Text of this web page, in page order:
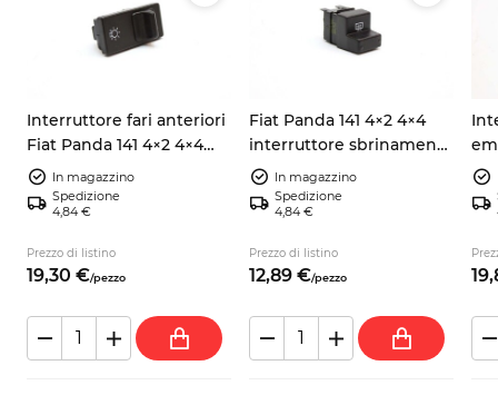
Interruttore fari anteriori
Fiat Panda 141 4×2 4×4
7550639In magazzino
Spedizione
4,84 €
Prezzo di listino
19,30 €/pezzo
Fiat Panda 141 4×2 4×4
interruttore sbrinamento
finestrini 7555491
In magazzino
Spedizione
4,84 €
Prezzo di listino
12,89 €/pezzo 19,